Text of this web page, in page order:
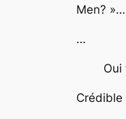
Men? »…
…
Oui
Crédible